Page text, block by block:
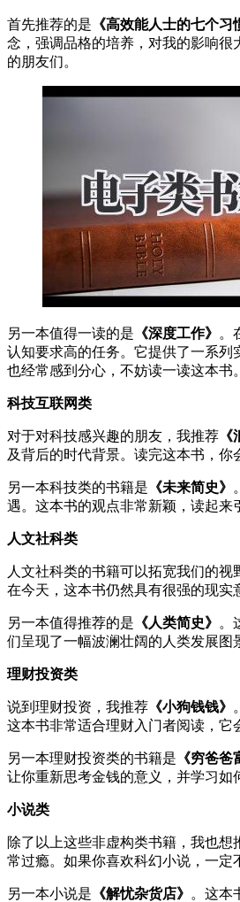
首先推荐的是 《高效能人士的七个习
念，强调品格的培养，对我的影响
的朋友们。
另一本值得一读的是 《深度工作》 。
认知要求高的任务。它提供了一系
也经常感到分心，不妨读一读这本书。
科技互联网类
对于对科技感兴趣的朋友，我推荐
及背后的时代背景。读完这本书，你
另一本科技类的书籍是 《未来简史》
遇。这本书的观点非常新颖，读起来
人文社科类
人文社科类的书籍可以拓宽我们的
在今天，这本书仍然具有很强的现实
另一本值得推荐的是 《人类简史》 。
们呈现了一幅波澜壮阔的人类发展图
理财投资类
说到理财投资，我推荐 《小狗钱钱》
这本书非常适合理财入门者阅读，它
另一本理财投资类的书籍是 《穷爸爸
让你重新思考金钱的意义，并学习如
小说类
除了以上这些非虚构类书籍，我也想
常过瘾。如果你喜欢科幻小说，一定
另一本小说是 《解忧杂货店》 。这本